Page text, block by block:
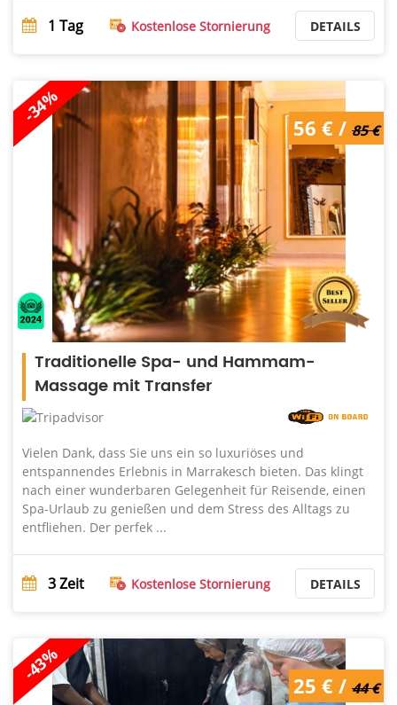
1 Tag Kostenlose Stornierung DETAILS
-34%
56 € / 85 €
Traditionelle Spa- und Hammam-
Massage mit Transfer
Vielen Dank, dass Sie uns ein so luxuriöses und
entspannendes Erlebnis in Marrakesch bieten. Das klingt
nach einer wunderbaren Gelegenheit für Reisende, einen
Spa-Urlaub zu genießen und dem Stress des Alltags zu
entfliehen. Der perfek ...
3Zeit Kostenlose Stornierung DETAILS
-43%
25 € / 44 €